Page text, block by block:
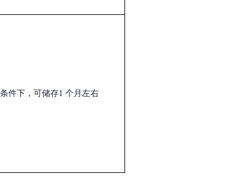
件下，可储存1 个月左右